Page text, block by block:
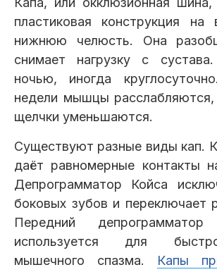
пластиковая конструкция
нижнюю челюсть. Она
снимает нагрузку с
ночью, иногда
недели мышцы расслабляются,
щелчки уменьшаются.
Существуют разные виды кап.
даёт равномерные контакты
Депрограмматор Койса
боковых зубов и переключает
Передний
используется для
мышечного спазма. Капы